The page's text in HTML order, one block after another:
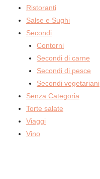
Ristoranti
Salse e Sughi
Secondi
Contorni
Secondi di carne
Secondi di pesce
Secondi vegetariani
Senza Categoria
Torte salate
Viaggi
Vino